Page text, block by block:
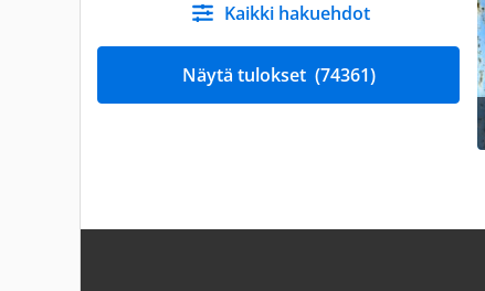
Kaikki hakuehdot
Näytä tulokset (74361)